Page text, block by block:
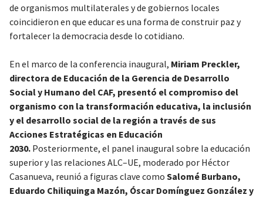
de organismos multilaterales y de gobiernos locales
coincidieron en que educar es una forma de construir paz y
fortalecer la democracia desde lo cotidiano.
En el marco de la conferencia inaugural, Miriam Preckler,
directora de Educación de la Gerencia de Desarrollo
Social y Humano del CAF, presentó el compromiso del
organismo con la transformación educativa, la inclusión
y el desarrollo social de la región a través de sus
Acciones Estratégicas en Educación
2030.Posteriormente, el panel inaugural sobre la educación
superior y las relaciones ALC–UE, moderado por Héctor
Casanueva, reunió a figuras clave como Salomé Burbano,
Eduardo Chiliquinga Mazón, Óscar Domínguez González y